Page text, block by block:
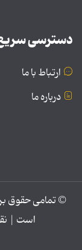
دسترسی
ارتباط با ما
درباره ما
© تمامی حقوق
است |